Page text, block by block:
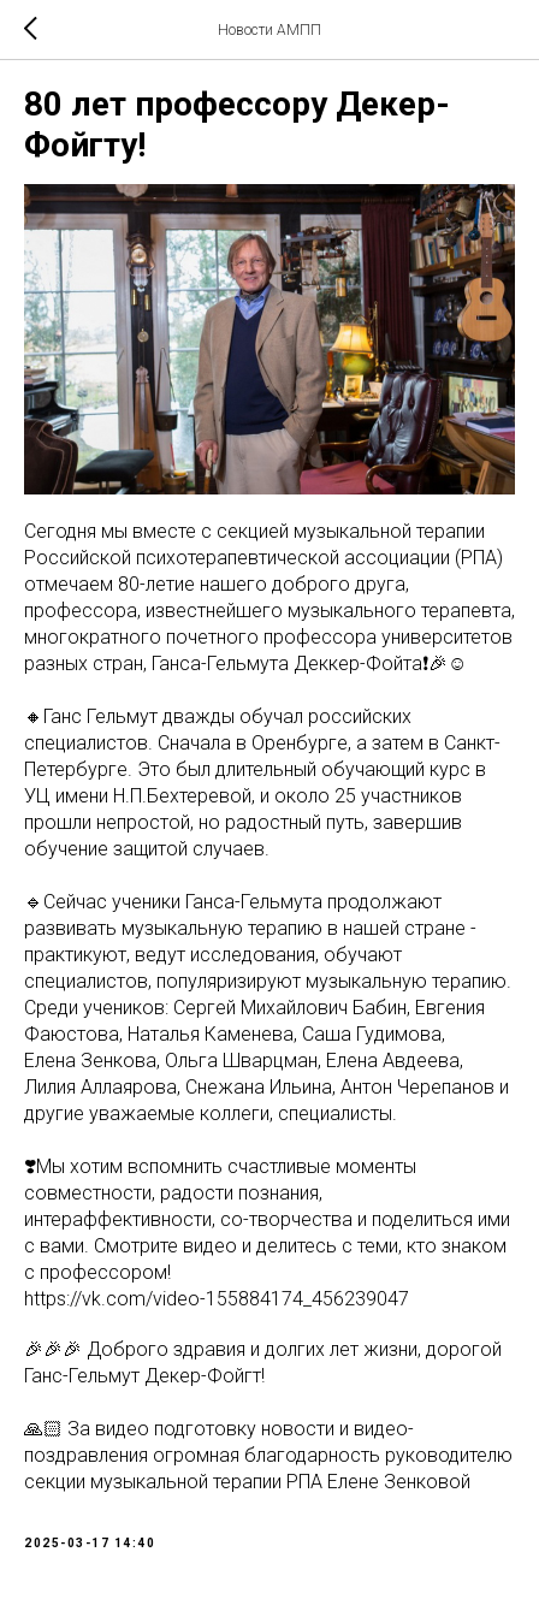
Новости АМПП
80 лет профессору Декер-
Фойгту!
Сегодня мы вместе с секцией музыкальной терапии
Российской психотерапевтической ассоциации (РПА)
отмечаем 80-летие нашего доброго друга,
профессора, известнейшего музыкального терапевта,
многократного почетного профессора университетов
разных стран, Ганса-Гельмута Деккер-Фойта❗️🎉☺️
🔸Ганс Гельмут дважды обучал российских
специалистов. Сначала в Оренбурге, а затем в Санкт-
Петербурге. Это был длительный обучающий курс в
УЦ имени Н.П.Бехтеревой, и около 25 участников
прошли непростой, но радостный путь, завершив
обучение защитой случаев.
🔹Сейчас ученики Ганса-Гельмута продолжают
развивать музыкальную терапию в нашей стране -
практикуют, ведут исследования, обучают
специалистов, популяризируют музыкальную терапию.
Среди учеников: Сергей Михайлович Бабин, Евгения
Фаюстова, Наталья Каменева, Саша Гудимова,
Елена Зенкова, Ольга Шварцман, Елена Авдеева,
Лилия Аллаярова, Снежана Ильина, Антон Черепанов и
другие уважаемые коллеги, специалисты.
❣️Мы хотим вспомнить счастливые моменты
совместности, радости познания,
интераффективности, со-творчества и поделиться ими
с вами. Смотрите видео и делитесь с теми, кто знаком
с профессором!
https://vk.com/video-155884174_456239047
🎉🎉🎉 Доброго здравия и долгих лет жизни, дорогой
Ганс-Гельмут Декер-Фойгт!
🙏🏻 За видео подготовку новости и видео-
поздравления огромная благодарность руководителю
секции музыкальной терапии РПА Елене Зенковой
2025-03-17 14:40